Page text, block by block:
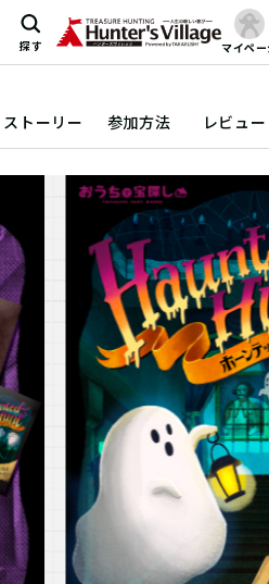
探す マイペー
ストーリー 参加方法 レビュー